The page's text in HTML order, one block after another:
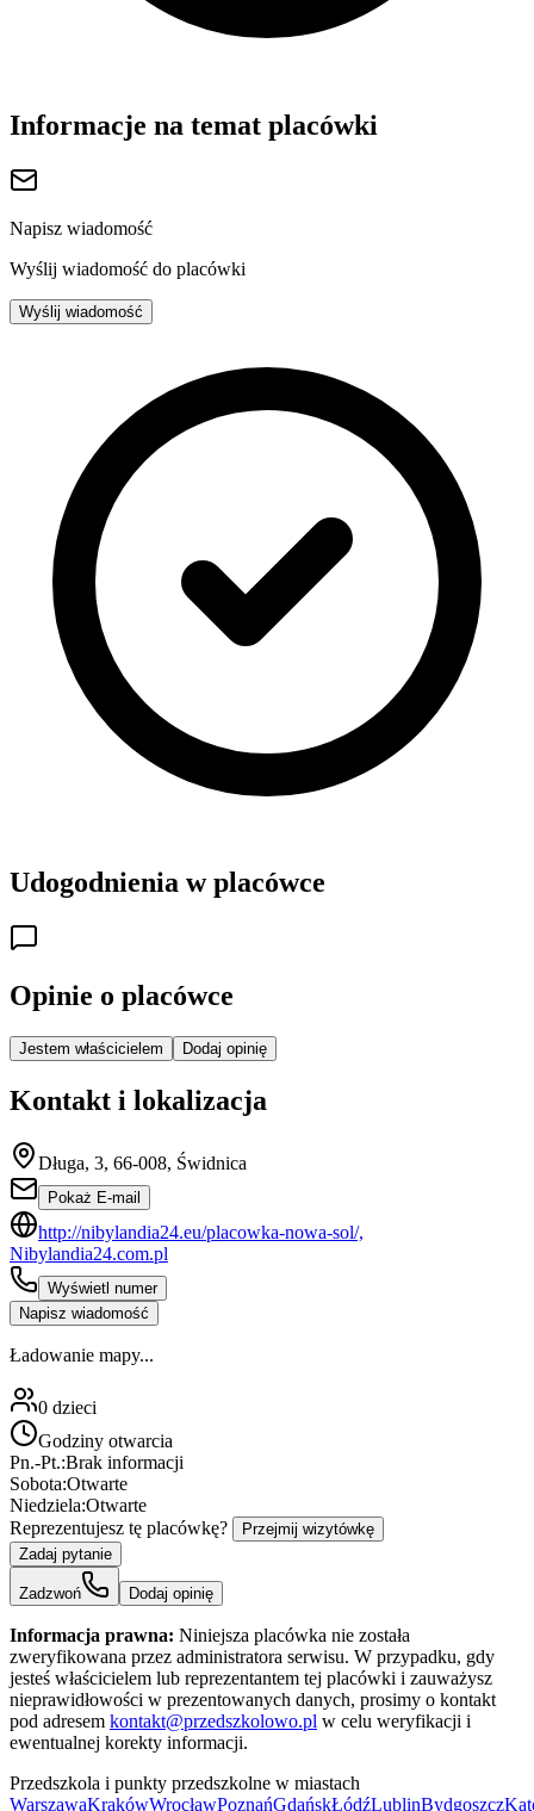
Informacje na temat placówki
Napisz wiadomość
Wyślij wiadomość do placówki
Wyślij wiadomość
Udogodnienia w placówce
Opinie o placówce
Jestem właścicielem Dodaj opinię
Kontakt i lokalizacja
Długa, 3, 66-008, Świdnica
Pokaż E-mail
http://nibylandia24.eu/placowka-nowa-sol/,
Nibylandia24.com.pl
Wyświetl numer
Napisz wiadomość
Ładowanie mapy...
0 dzieci
Godziny otwarcia
Pn.-Pt.:Brak informacji
Sobota:Otwarte
Niedziela:Otwarte
Reprezentujesz tę placówkę?
Przejmij wizytówkę
Zadaj pytanie
Zadzwoń Dodaj opinię
Informacja prawna: Niniejsza placówka nie została
zweryfikowana przez administratora serwisu. W przypadku, gdy
jesteś właścicielem lub reprezentantem tej placówki i zauważysz
nieprawidłowości w prezentowanych danych, prosimy o kontakt
pod adresem kontakt@przedszkolowo.pl w celu weryfikacji i
ewentualnej korekty informacji.
Przedszkola i punkty przedszkolne w miastach
WarszawaKrakówWrocławPoznańGdańskŁódźLublinBydgoszcz